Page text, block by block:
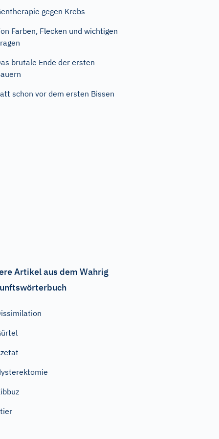
gegen Krebs
Farben, Flecken und wichtigen
brutale Ende der ersten
schon vor dem ersten Bissen
Artikel aus dem Wahrig